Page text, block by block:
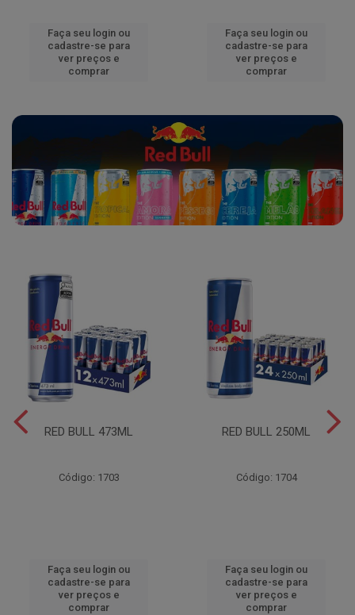
Faça seu login ou
cadastre-se para
ver preços e
comprar
Faça seu login ou
cadastre-se para
ver preços e
comprar
RED BULL 473ML
Código: 1703
Faça seu login ou
cadastre-se para
ver preços e
comprar
RED BULL 250ML
Código: 1704
Faça seu login ou
cadastre-se para
ver preços e
comprar